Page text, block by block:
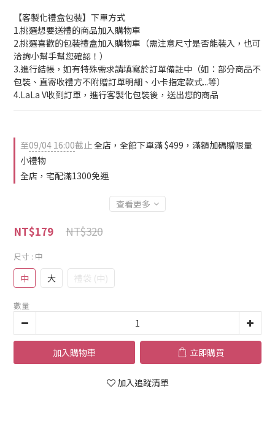
【客製化禮盒包裝】下單方式
1.挑選想要送禮的商品加入購物車
2.挑選喜歡的包裝禮盒加入購物車（需注意尺寸是否能裝入，也可
洽詢小幫手幫您確認！）
3.進行結帳，如有特殊需求請填寫於訂單備註中（如：部分商品不
包裝、直寄收禮方不附贈訂單明細、小卡指定款式...等）
4.LaLa V收到訂單，進行客製化包裝後，送出您的商品
至09/04 16:00截止全店，全館下單滿 $499，滿額加碼贈限量
小禮物
全店，宅配滿1300免運
查看更多
NT$320
NT$179
尺寸 : 中
中 大 禮袋 (中)
數量
加入購物車 立即購買
加入追蹤清單